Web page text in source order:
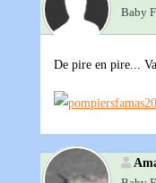
Baby
De pire en pire...